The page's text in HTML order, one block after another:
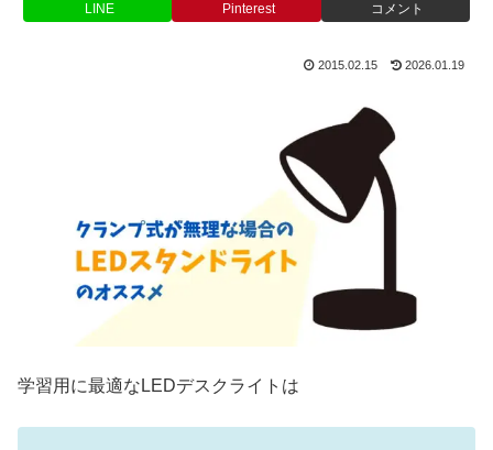
LINE Pinterest コメント
2015.02.15 2026.01.19
学習用に最適なLEDデスクライトは